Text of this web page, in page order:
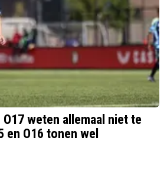
O17 weten allemaal niet te
en O16 tonen wel